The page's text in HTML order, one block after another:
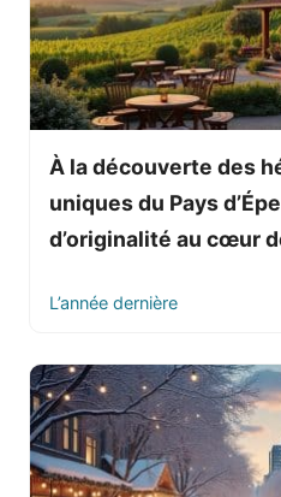
À la découverte des
uniques du Pays
d’originalité au cœur
L’année dernière